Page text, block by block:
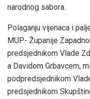
narodnog sabora.
Polaganju vijenaca i
MUP- Županije
predsjednikom Vlade
a Davidom Grbavcem,
podpredsjednikom
predsjednikom